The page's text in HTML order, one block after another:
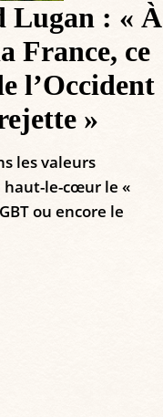
Lugan : « À
France, ce
l’Occident
»
les valeurs
haut-le-cœur le «
ou encore le